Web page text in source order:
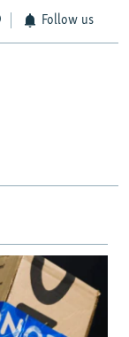
Follow us